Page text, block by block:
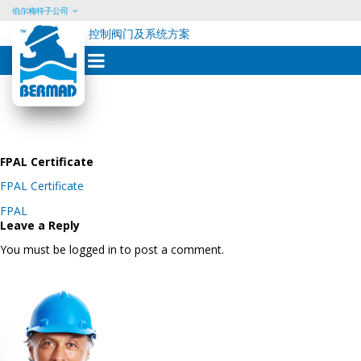
Skip
content
伯尔梅特子公司
控制阀门及系统方案
FPAL Certificate
FPAL Certificate
Post
navigation
FPAL
Leave a Reply
You must be logged in to post a comment.